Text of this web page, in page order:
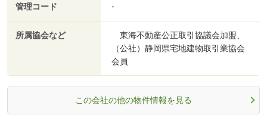
管理コード -
所属協会など
東海不動産公正取引協議会加盟、
（公社）静岡県宅地建物取引業協会
会員
この会社の他の物件情報を見る